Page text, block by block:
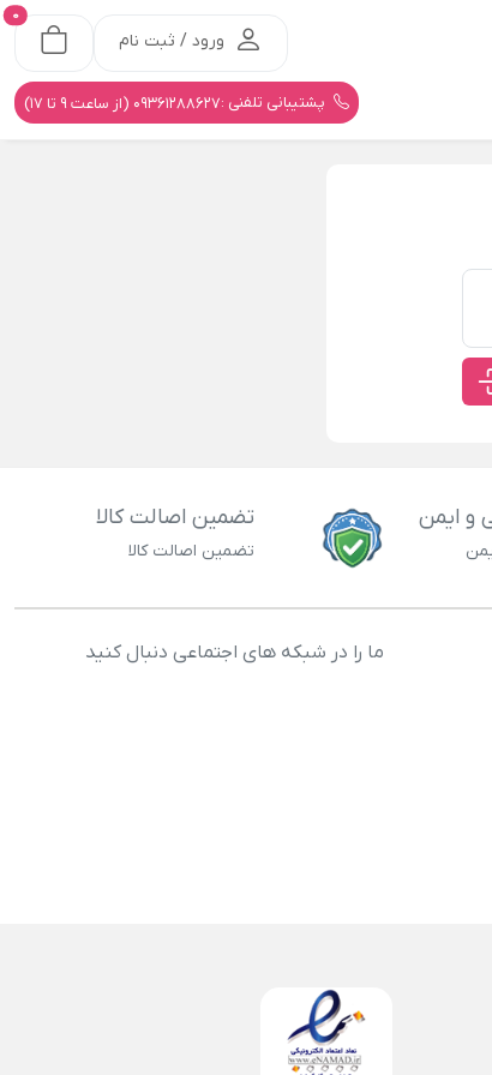
ورود / ثبت نام
0
پشتیبانی تلفنی :09361288627 (از ساعت 9 تا 17)
و ایمن تضمین اصالت کالا
تضمین اصالت کالا
ما را در شبکه های اجتماعی دنبال کنید